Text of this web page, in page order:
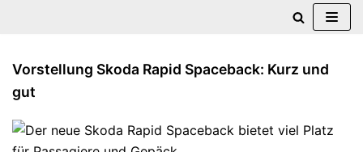
Inhalt
springen
Vorstellung Skoda Rapid Spaceback: Kurz und
gut